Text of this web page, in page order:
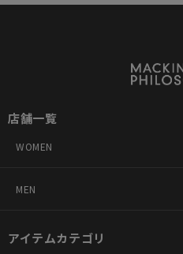
店舗一覧
WOMEN
MEN
アイテムカテゴリ